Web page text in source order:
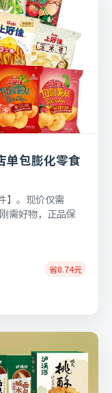
单包膨化零食
】。现价仅需
需好物，正品保
省0.74元